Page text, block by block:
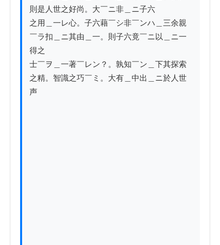
則是人世之好尚。大￣ニ非＿ニ子六
之用＿一レ心。子六藉￣シ非￣ンハ＿三余親
￣ラ扣＿ニ其由＿一。則子六竟￣ニ以＿ニ一
得之
士￣ヲ＿一著￣レン？。孰知￣ン＿下其探索
之精。智識之巧￣ミ。大有＿中出＿ニ於人世
声